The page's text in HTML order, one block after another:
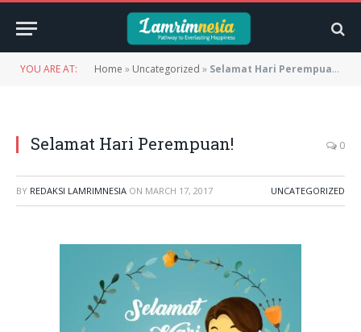
YOU ARE AT: Home » Uncategorized » Selamat Hari Perempuan!
Selamat Hari Perempuan! 0
BY REDAKSI LAMRIMNESIA ON MARCH 17, 2017 UNCATEGORIZED